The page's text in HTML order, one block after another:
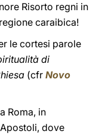
Risorto regni in
caraibica!
le cortesi parole
di
(cfr Novo
Roma, in
dove